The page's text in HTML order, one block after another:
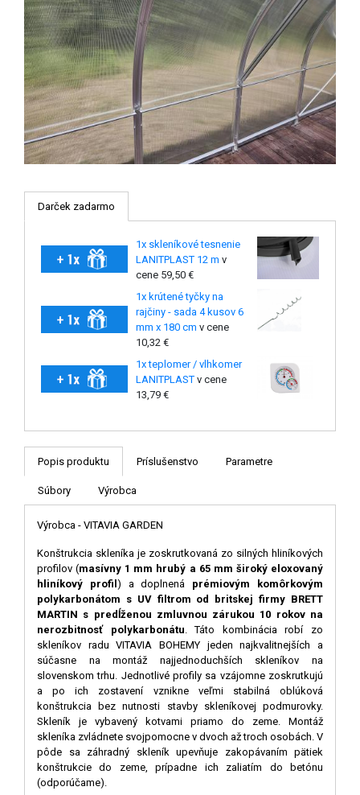
Darček zadarmo
1x skleníkové tesnenie
LANITPLAST 12 m v
cene 59,50 €
1x krútené tyčky na
rajčiny - sada 4 kusov 6
mm x 180 cm v cene
10,32 €
1x teplomer / vlhkomer
LANITPLASTv cene
13,79 €
Popis produktu Príslušenstvo Parametre
Súbory Výrobca
Výrobca - VITAVIA GARDEN
Konštrukcia skleníka je zoskrutkovaná zo silných hliníkových
profilov (masívny 1 mm hrubý a 65 mm široký eloxovaný
hliníkový profil ) a doplnená prémiovým komôrkovým
polykarbonátom s UV filtrom od britskej firmy BRETT
MARTIN s predĺženou zmluvnou zárukou 10 rokov na
nerozbitnosť polykarbonátu . Táto kombinácia robí zo
skleníkov radu VITAVIA BOHEMY jeden najkvalitnejších a
súčasne na montáž najjednoduchších skleníkov na
slovenskom trhu. Jednotlivé profily sa vzájomne zoskrutkujú
a po ich zostavení vznikne veľmi stabilná oblúková
konštrukcia bez nutnosti stavby skleníkovej podmurovky.
Skleník je vybavený kotvami priamo do zeme. Montáž
skleníka zvládnete svojpomocne v dvoch až troch osobách. V
pôde sa záhradný skleník upevňuje zakopávaním pätiek
konštrukcie do zeme, prípadne ich zaliatím do betónu
(odporúčame).